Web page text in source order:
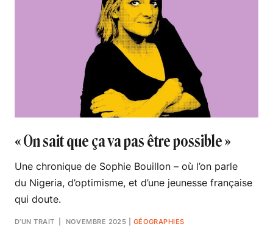
« On sait que ça va pas être possible »
Une chronique de Sophie Bouillon – où l’on parle
du Nigeria, d’optimisme, et d’une jeunesse française
qui doute.
D’UN TRAIT | NOVEMBRE 2025 GÉOGRAPHIES